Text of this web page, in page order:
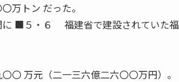
万トン だった。
に ■５・６ 福建省で建設されていた福
〇 万元（二一三六億二六〇〇万円）。